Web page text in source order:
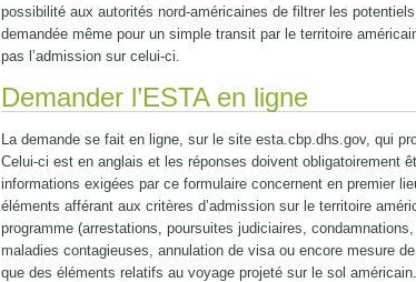
possibilité aux autorités nord-américaines de filtrer les
demandée même pour un simple transit par le territoire
pas l’admission sur celui-ci.
Demander l’ESTA en ligne
La demande se fait en ligne, sur le site esta.cbp.dhs.gov, qui
Celui-ci est en anglais et les réponses doivent obligatoirement
informations exigées par ce formulaire concernent en premier
éléments afférant aux critères d’admission sur le territoire
programme (arrestations, poursuites judiciaires,
maladies contagieuses, annulation de visa ou encore mesure
que des éléments relatifs au voyage projeté sur le sol américain.